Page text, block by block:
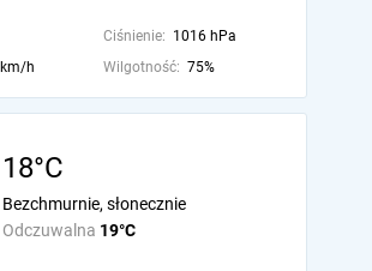
Ciśnienie: 1016 hPa
h Wilgotność: 75%
18°C
Odczuwalna 19°C
Bezchmurnie, słonecznie